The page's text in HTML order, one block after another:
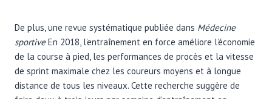
De plus, une revue systématique publiée dans Médecine
sportiveEn 2018, l’entraînement en force améliore l’économie
de la course à pied, les performances de procès et la vitesse
de sprint maximale chez les coureurs moyens et à longue
distance de tous les niveaux. Cette recherche suggère de